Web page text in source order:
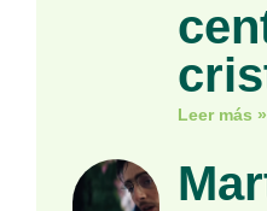
Leer más »